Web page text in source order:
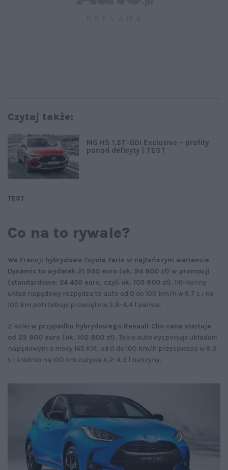
Czytaj także:
TEST
MG HS 1.5T-GDi Exclusive – profity
ponad deficyty | TEST
Co na to rywale?
We Francji hybrydowa Toyota Yaris w najtańszym wariancie
Dynamic to wydatek 21 950 euro (ok. 94 800 zł) w promocji
(standardowo: 24 450 euro, czyli ok. 105 600 zł). 116-konny
układ napędowy rozpędza to auto od 0 do 100 km/h w 9,7 s i na
100 km potrzebuje przeciętnie 3,8-4,4 l paliwa.
Z kolei w przypadku hybrydowego Renault Clio cena startuje
od 23 800 euro (ok. 102 800 zł). Takie auto dysponuje układem
napędowym o mocy 145 KM, od 0 do 100 km/h przyspiesza w 9,3
s i średnio na 100 km zużywa 4,2-4,3 l benzyny.